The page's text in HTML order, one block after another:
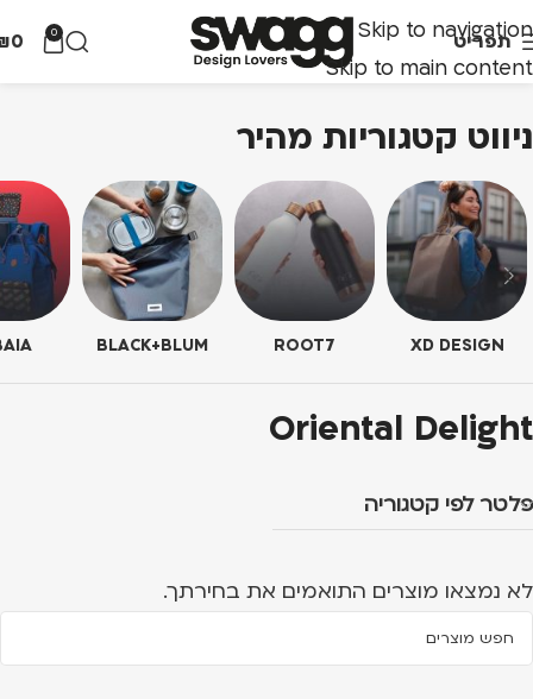
Skip to navigation
Skip to main content
תפריט 0
0
ניווט קטגוריות מהיר
XD DESIGN
ROOT7
BLACK+BLUM
Oriental Delight
פלטר לפי קטגוריה
לא נמצאו מוצרים התואמים את בחירתך.